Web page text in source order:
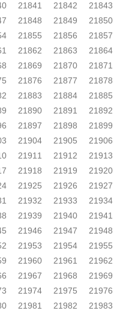
21841 21842
21843
21848 21849
21850
21855 21856
21857
21862 21863
21864
21869 21870
21871
21876 21877
21878
21883 21884
21885
21890 21891
21892
21897 21898
21899
21904 21905
21906
21911 21912
21913
21918 21919
21920
21925 21926
21927
21932 21933
21934
21939 21940
21941
21946 21947
21948
21953 21954
21955
21960 21961
21962
21967 21968
21969
21974 21975
21976
21981 21982
21983